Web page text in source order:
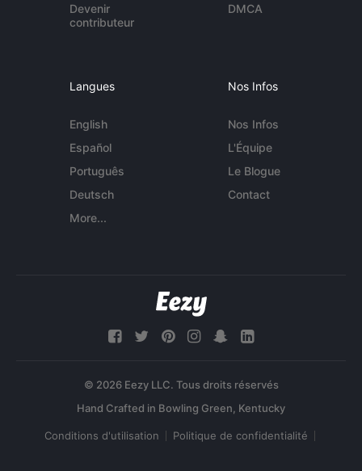
Devenir
contributeur
DMCA
Langues
English
Español
Português
Deutsch
More...
Nos Infos
Nos Infos
L'Équipe
Le Blogue
Contact
© 2026 Eezy LLC. Tous droits réservés
Conditions d'utilisation Politique de confidentialité